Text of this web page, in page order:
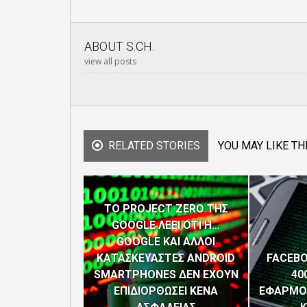
ABOUT S.CH.
view all posts
RELATED STORIES YOU MAY LIKE
ΤΟ PROJECT ZERO ΤΗΣ
GOOGLE ΛΕΕΙ ΟΤΙ Η…
GOOGLE ΚΑΙ ΑΛΛΟΙ
ΚΑΤΑΣΚΕΥΑΣΤΕΣ ANDROID
SMARTPHONES ΔΕΝ ΕΧΟΥΝ
ΕΠΙΔΙΟΡΘΩΣΕΙ ΚΕΝΑ